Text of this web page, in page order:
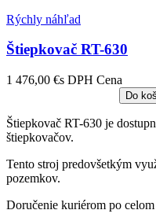
Rýchly náhľad
Štiepkovač RT-630
1 476,00 €s DPH Cena
Do
Štiepkovač RT-630 je
štiepkovačov.
Tento stroj predovšetkým
pozemkov.
Doručenie kuriérom po